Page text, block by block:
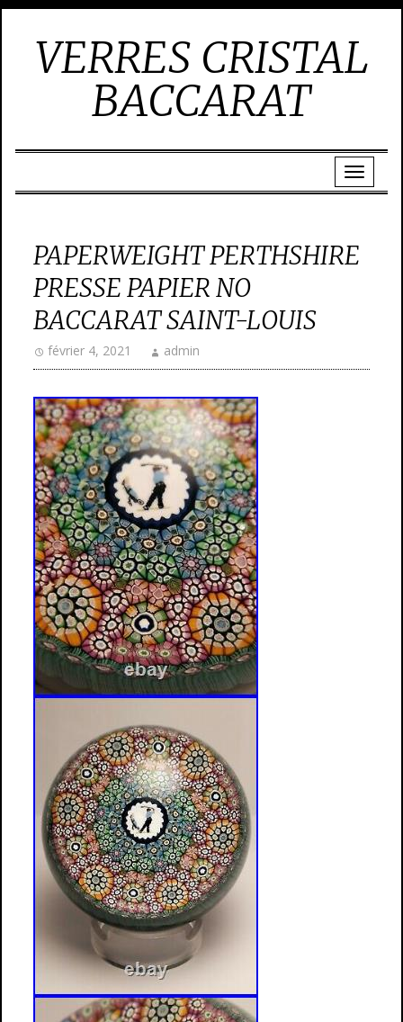
VERRES CRISTAL
BACCARAT
PAPERWEIGHT PERTHSHIRE
PRESSE PAPIER NO
BACCARAT SAINT-LOUIS
février 4, 2021 admin